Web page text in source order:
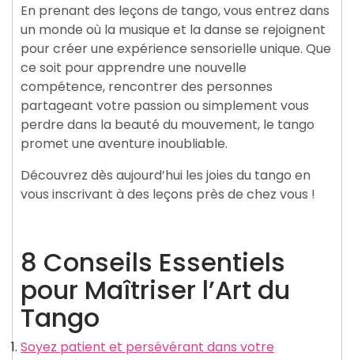
En prenant des leçons de tango, vous entrez dans
un monde où la musique et la danse se rejoignent
pour créer une expérience sensorielle unique. Que
ce soit pour apprendre une nouvelle
compétence, rencontrer des personnes
partageant votre passion ou simplement vous
perdre dans la beauté du mouvement, le tango
promet une aventure inoubliable.
Découvrez dès aujourd’hui les joies du tango en
vous inscrivant à des leçons près de chez vous !
8 Conseils Essentiels
pour Maîtriser l’Art du
Tango
Soyez patient et persévérant dans votre